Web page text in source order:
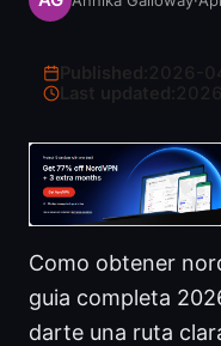
Last updated:
Como obtener
guia completa
darte una ruta